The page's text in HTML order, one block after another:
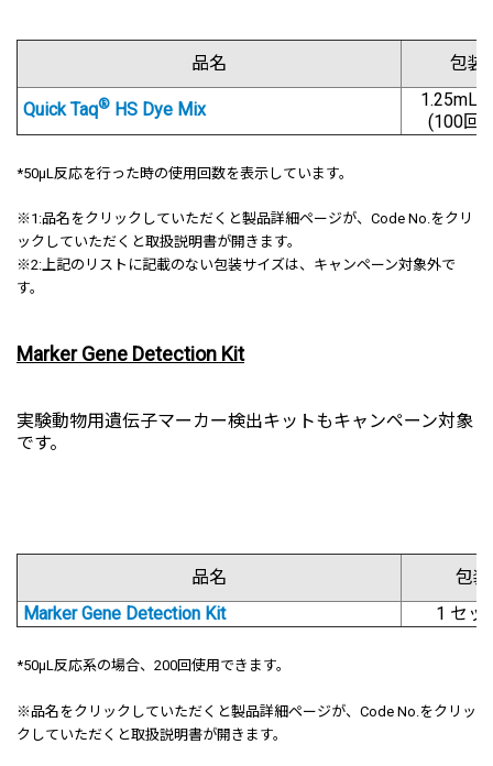
品名 包装
Quick Taq® HS Dye Mix
(100回
*50μL反応を行った時の使用回数を表示しています。
※1:品名をクリックしていただくと製品詳細ページが、Code No.をクリ
ックしていただくと取扱説明書が開きます。
※2:上記のリストに記載のない包装サイズは、キャンペーン対象外で
す。
Marker Gene Detection Kit
実験動物用遺伝子マーカー検出キットもキャンペーン対象
です。
品名
包装
Marker Gene Detection Kit
1 セッ
*50μL反応系の場合、200回使用できます。
※品名をクリックしていただくと製品詳細ページが、Code No.をクリッ
クしていただくと取扱説明書が開きます。